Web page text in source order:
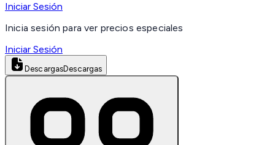
Iniciar Sesión
Inicia sesión para ver precios especiales
Iniciar Sesión
DescargasDescargas